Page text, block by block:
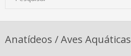
Anatídeos / Aves Aquáticas